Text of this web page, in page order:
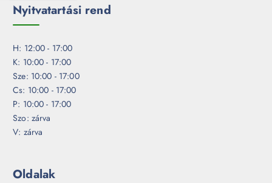
Nyitvatartási rend
H: 12:00 - 17:00
K: 10:00 - 17:00
Sze: 10:00 - 17:00
Cs: 10:00 - 17:00
P: 10:00 - 17:00
Szo: zárva
V: zárva
Oldalak